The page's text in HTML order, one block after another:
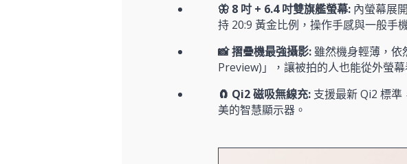
🦋 8 吋 + 6.4 吋雙旗艦螢幕: 內螢幕展
持 20:9 黃金比例，操作手感與一般手
📸 摺疊機最強攝影: 雖然機身輕薄，依
Preview)」，讓被拍的人也能從外螢
🧲 Qi2 磁吸無線充: 支援最新 Qi2 標
美的智慧顯示器。